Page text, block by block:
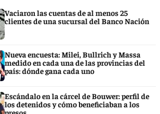
Vaciaron las cuentas de al menos 25
clientes de una sucursal del Banco Nación
Nueva encuesta: Milei, Bullrich y Massa
medido en cada una de las provincias del
país: dónde gana cada uno
Escándalo en la cárcel de Bouwer: perfil de
los detenidos y cómo beneficiaban a los
presos